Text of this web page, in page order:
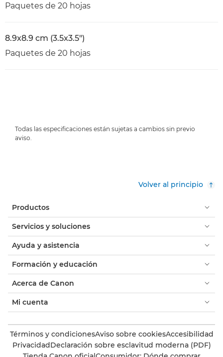
Paquetes de 20 hojas
8.9x8.9 cm (3.5x3.5")
Paquetes de 20 hojas
Todas las especificaciones están sujetas a cambios sin previo
aviso.
Volver al principio
Productos
Servicios y soluciones
Ayuda y asistencia
Formación y educación
Acerca de Canon
Mi cuenta
Términos y condicionesAviso sobre cookiesAccesibilidad
PrivacidadDeclaración sobre esclavitud moderna (PDF)